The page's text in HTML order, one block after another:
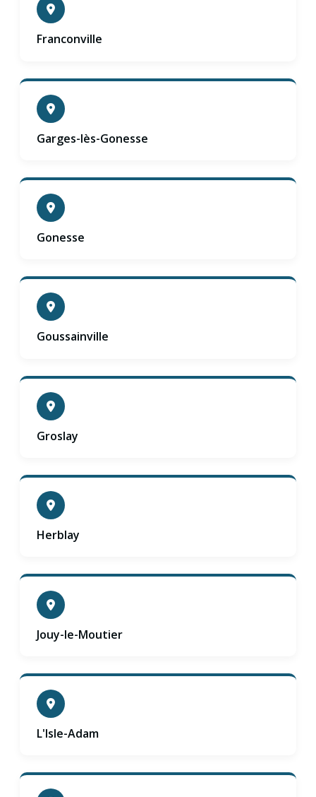
Franconville
Garges-lès-Gonesse
Gonesse
Goussainville
Groslay
Herblay
Jouy-le-Moutier
L'Isle-Adam